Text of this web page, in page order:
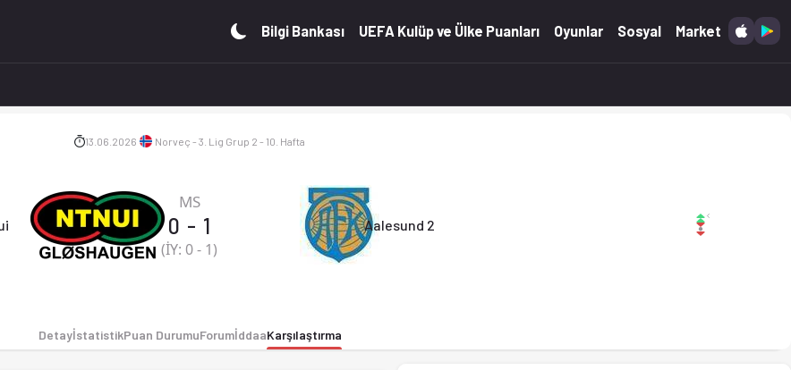
ve iddaa oranları Ofsayt'ta. (13.06.2026)
Bilgi Bankası UEFA Kulüp ve Ülke Puanları Oyunlar Sosyal Market
13.06.2026 Norveç - 3. Lig Grup 2 - 10. Hafta
MS
0 - 1
(İY: 0 - 1)
Aalesund 2
DetayİstatistikPuan DurumuForumİddaaKarşılaştırma